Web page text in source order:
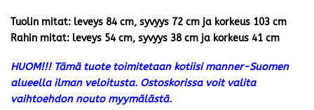
Tuolin mitat: leveys 84 cm, syvyys 72 cm ja korkeus 103 cm
Rahin mitat: leveys 54 cm, syvyys 38 cm ja korkeus 41 cm
HUOM!!! Tämä tuote toimitetaan kotiisi manner-Suomen
alueella ilman veloitusta. Ostoskorissa voit valita
vaihtoehdon nouto myymälästä.